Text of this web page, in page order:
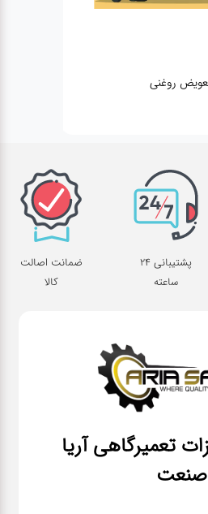
روغنی
پشتیبانی 24
ساعته
ضمانت اصالت
کالا
تعمیرگاهی آریا
صنعت